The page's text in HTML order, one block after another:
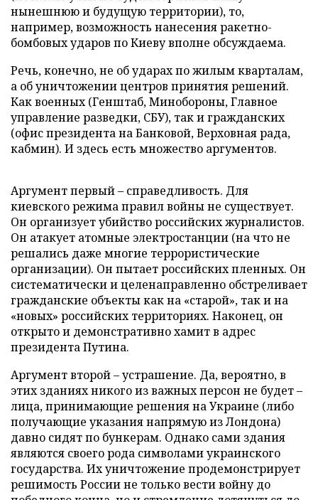
нынешнюю и будущую территории), то,
например, возможность нанесения ракетно-
бомбовых ударов по Киеву вполне обсуждаема.
Речь, конечно, не об ударах по жилым кварталам,
а об уничтожении центров принятия решений.
Как военных (Генштаб, Минобороны, Главное
управление разведки, СБУ), так и гражданских
(офис президента на Банковой, Верховная рада,
кабмин). И здесь есть множество аргументов.
Аргумент первый – справедливость. Для
киевского режима правил войны не существует.
Он организует убийство российских журналистов.
Он атакует атомные электростанции (на что не
решались даже многие террористические
организации). Он пытает российских пленных. Он
систематически и целенаправленно обстреливает
гражданские объекты как на «старой», так и на
«новых» российских территориях. Наконец, он
открыто и демонстративно хамит в адрес
президента Путина.
Аргумент второй – устрашение. Да, вероятно, в
этих зданиях никого из важных персон не будет –
лица, принимающие решения на Украине (либо
получающие указания напрямую из Лондона)
давно сидят по бункерам. Однако сами здания
являются своего рода символами украинского
государства. Их уничтожение продемонстрирует
решимость России не только вести войну до